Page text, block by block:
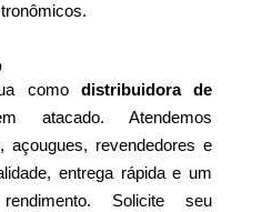
como distribuidora de
atacado. Atendemos
açougues, revendedores e
entrega rápida e um
Solicite seu